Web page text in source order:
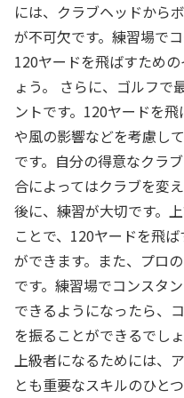
には、クラブヘッドから
が不可欠です。練習場で
120ヤードを飛ばすため
ょう。 さらに、ゴルフで
ントです。120ヤードを
や風の影響などを考慮し
です。自分の得意なクラ
合によってはクラブを変
後に、練習が大切です。
ことで、120ヤードを飛
ができます。また、プロ
です。練習場でコンスタ
できるようになったら、
を振ることができるでし
上級者になるためには、
とも重要なスキルのひと